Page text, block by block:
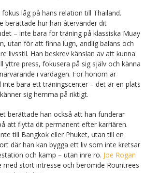
låg på hans relation till Thailand.
berättade hur han återvänder dit
– inte bara för träning på klassiska Muay
utan för att finna lugn, andlig balans och
livsstil. Han beskrev känslan av att kunna
yttre press, fokusera på sig själv och känna
i vardagen. För honom är
inte bara ett träningscenter – det är en plats
sig hemma på riktigt.
berättade han också att han funderar
att flytta dit permanent efter karriären.
till Bangkok eller Phuket, utan till en
där han kan bygga ett liv som inte kretsar
och kamp – utan inre ro. Joe Rogan
med stort intresse och berömde Rountrees